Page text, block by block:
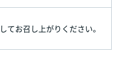
てお召し上がりください。